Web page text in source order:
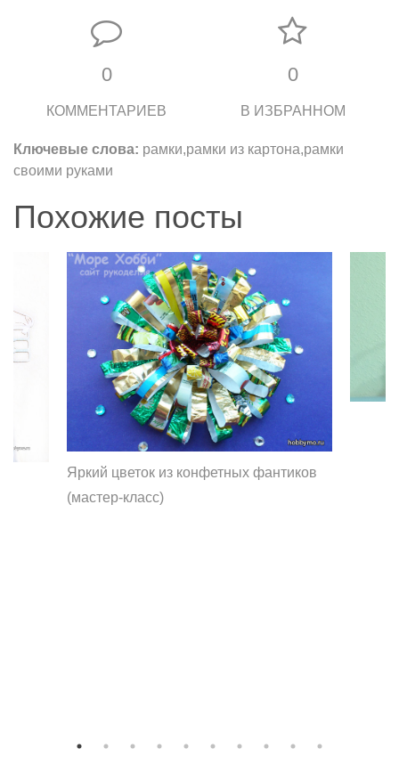
0
КОММЕНТАРИЕВ
0
В ИЗБРАННОМ
Ключевые слова: рамки,рамки из картона,рамки
своими руками
Похожие посты
Яркий цветок из конфетных фантиков
(мастер-класс)